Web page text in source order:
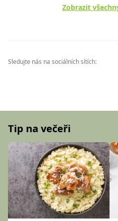
Zobrazit
Sledujte nás na sociálních sítích:
Tip na večeři